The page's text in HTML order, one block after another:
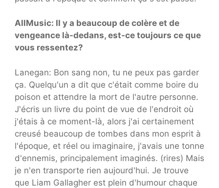
AllMusic: Il y a beaucoup de colère et de
vengeance là-dedans, est-ce toujours ce que
vous ressentez?
Lanegan: Bon sang non, tu ne peux pas garder
ça. Quelqu'un a dit que c'était comme boire du
poison et attendre la mort de l'autre personne.
J'écris un livre du point de vue de l'endroit où
j'étais à ce moment-là, alors j'ai certainement
creusé beaucoup de tombes dans mon esprit à
l'époque, et réel ou imaginaire, j'avais une tonne
d'ennemis, principalement imaginés. (rires) Mais
je n'en transporte rien aujourd'hui. Je trouve
que Liam Gallagher est plein d'humour chaque